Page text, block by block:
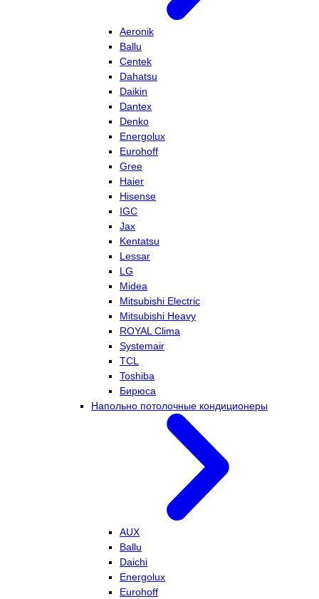
Aeronik
Ballu
Centek
Dahatsu
Daikin
Dantex
Denko
Energolux
Eurohoff
Gree
Haier
Hisense
IGC
Jax
Kentatsu
Lessar
LG
Midea
Mitsubishi Electric
Mitsubishi Heavy
ROYAL Clima
Systemair
TCL
Toshiba
Бирюса
Напольно потолочные кондиционеры
AUX
Ballu
Daichi
Energolux
Eurohoff